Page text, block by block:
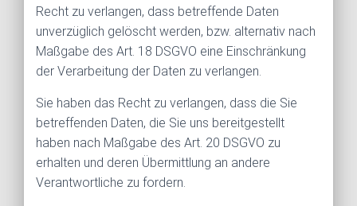
Recht zu verlangen, dass betreffende Daten
unverzüglich gelöscht werden, bzw. alternativ nach
Maßgabe des Art. 18 DSGVO eine Einschränkung
der Verarbeitung der Daten zu verlangen.
Sie haben das Recht zu verlangen, dass die Sie
betreffenden Daten, die Sie uns bereitgestellt
haben nach Maßgabe des Art. 20 DSGVO zu
erhalten und deren Übermittlung an andere
Verantwortliche zu fordern.